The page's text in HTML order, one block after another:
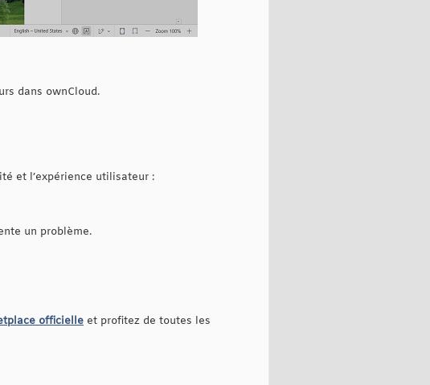
dans ownCloud.
et l’expérience utilisateur :
un problème.
officielle et profitez de toutes les